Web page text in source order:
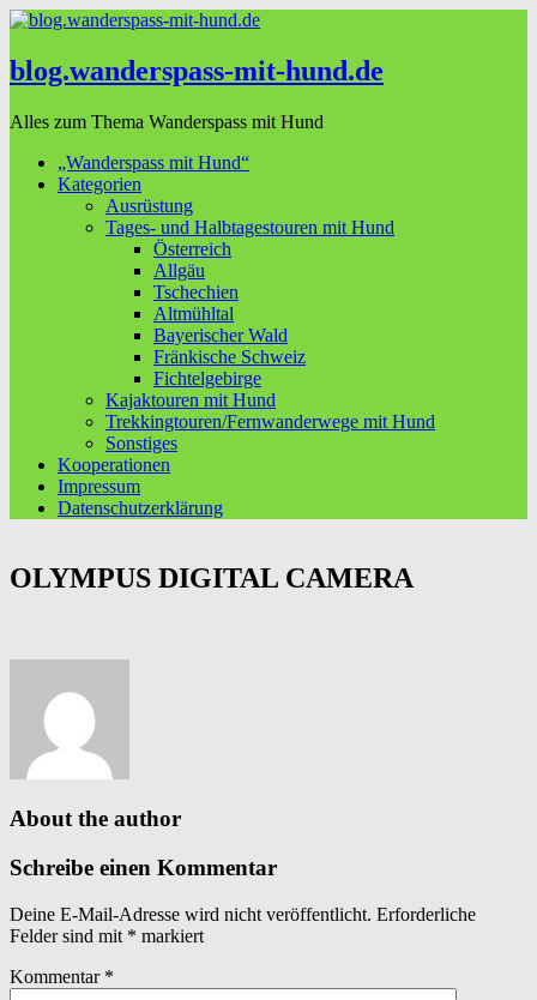
blog.wanderspass-mit-hund.de
Alles zum Thema Wanderspass mit Hund
„Wanderspass mit Hund“
Kategorien
Ausrüstung
Tages- und Halbtagestouren mit Hund
Österreich
Allgäu
Tschechien
Altmühltal
Bayerischer Wald
Fränkische Schweiz
Fichtelgebirge
Kajaktouren mit Hund
Trekkingtouren/Fernwanderwege mit Hund
Sonstiges
Kooperationen
Impressum
Datenschutzerklärung
OLYMPUS DIGITAL CAMERA
About the author
Schreibe einen Kommentar
Deine E-Mail-Adresse wird nicht veröffentlicht. Erforderliche
Felder sind mit * markiert
Kommentar *